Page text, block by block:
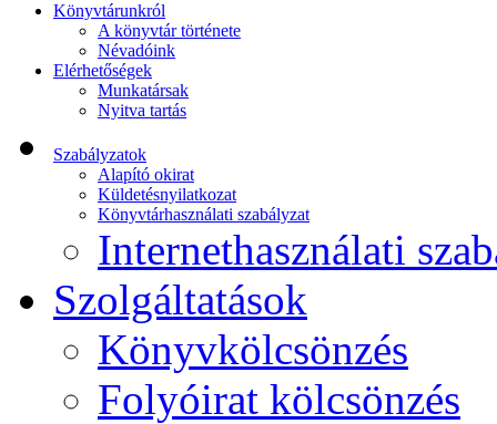
Könyvtárunkról
A könyvtár története
Névadóink
Elérhetőségek
Munkatársak
Nyitva tartás
Szabályzatok
Alapító okirat
Küldetésnyilatkozat
Könyvtárhasználati szabályzat
Internethasználati
Szolgáltatások
Könyvkölcsönzés
Folyóirat kölcsönzés